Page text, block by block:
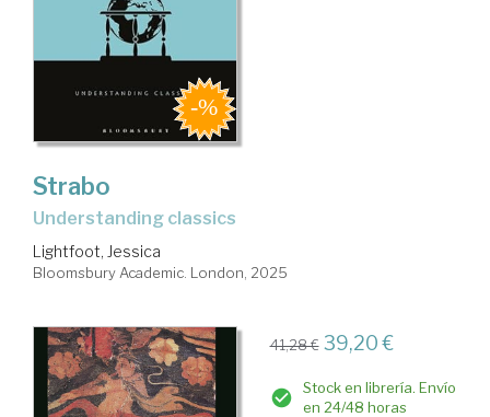
Strabo
understanding classics
Lightfoot, Jessica
Bloomsbury Academic. London, 2025
41,28 € 39,20 €
Stock en librería. Envío
en 24/48 horas